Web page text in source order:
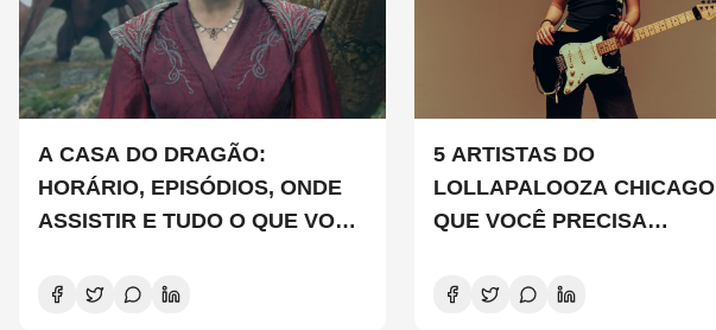
A CASA DO DRAGÃO:
HORÁRIO, EPISÓDIOS, ONDE
ASSISTIR E TUDO O QUE VOCÊ
NOVA TEMPORADA
5 ARTISTAS DO
LOLLAPALOOZA CHICAGO
QUE VOCÊ PRECISA